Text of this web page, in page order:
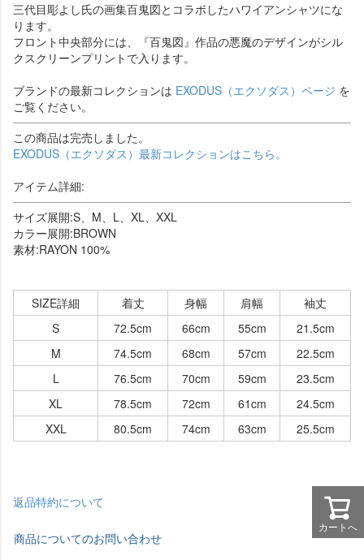
三代目彫よし氏の画集百鬼図とコラボしたハワイアンシャツにな
ります。
フロント中央部分には、『百鬼図』作品の悪魔のデザインがシル
クスクリーンプリントで入ります。
ブランドの最新コレクションは EXODUS（エクソダス）ページ を
ご覧ください。
この商品は完売しました。
EXODUS（エクソダス）最新コレクションはこちら。
アイテム詳細:
サイズ展開:S、M、L、XL、XXL
カラー展開:BROWN
素材:RAYON 100%
SIZE詳細 着丈 身幅 肩幅
袖丈
S
72.5cm 66cm 55cm
21.5cm
M
74.5cm 68cm 57cm
22.5cm
L
76.5cm 70cm 59cm
23.5cm
XL
78.5cm 72cm 61cm
24.5cm
XXL
80.5cm 74cm 63cm 25.5cm
返品特約について
商品についてのお問い合わせ
カートへ